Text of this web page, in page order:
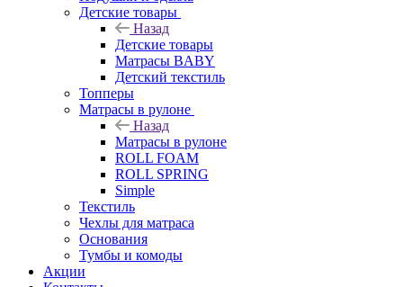
Детские товары
Назад
Детские товары
Матрасы BABY
Детский текстиль
Топперы
Матрасы в рулоне
Назад
Матрасы в рулоне
ROLL FOAM
ROLL SPRING
Simple
Текстиль
Чехлы для матраса
Основания
Тумбы и комоды
Акции